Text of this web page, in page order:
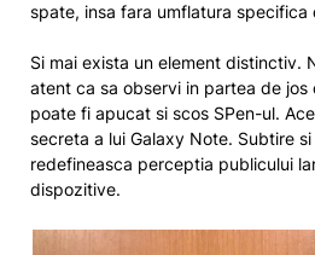
spate, insa fara umflatura specifica
Si mai exista un element distinctiv.
atent ca sa observi in partea de
poate fi apucat si scos SPen-ul.
secreta a lui Galaxy Note. Subtire
redefineasca perceptia publicului
dispozitive.